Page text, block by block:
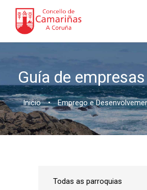
Guía de empresas
Inicio • Emprego e